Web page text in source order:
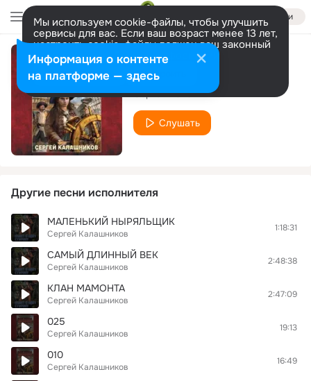
Войти
Мы используем cookie-файлы, чтобы улучшить
сервисы для вас. Если ваш возраст менее 13 лет,
настроить cookie-файлы должен ваш законный
представитель. Больше информации
Разрешить все Настроить
020
Сергей Калашников
Слушать
Другие песни исполнителя
МАЛЕНЬКИЙ НЫРЯЛЬЩИК
Сергей Калашников
1:18:31
САМЫЙ ДЛИННЫЙ ВЕК
Сергей Калашников
2:48:38
КЛАН МАМОНТА
Сергей Калашников
2:47:09
025
Сергей Калашников
19:13
010
Сергей Калашников
16:49
Информация о контенте
на платформе — здесь